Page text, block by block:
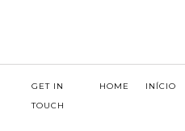
GET IN
TOUCH
HOME INÍCIO